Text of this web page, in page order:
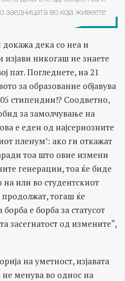
заедницата во која живеете
дека со неа и
изјави никогаш не знаете
пат. Погледнете, на 21
за образование објавува
стипендии!? Соодветно,
за замолчување на
е еден од најсериозните
пленум’: ако ги откажат
тоа што овие измени
генерации, тоа ќе биде
или во студентскиот
тогаш ќе
е борба за статусот
засегнатост од измените“,
на уметност, изјавата
менува во однос на